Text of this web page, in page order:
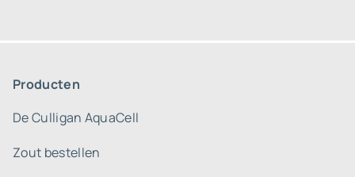
Producten
De Culligan AquaCell
Zout bestellen